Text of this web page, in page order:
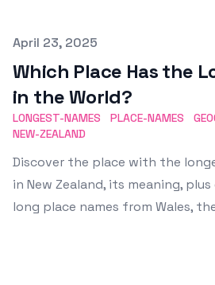
Published on
April 23, 2025
Which Place Has the
in the World?
LONGEST-NAMES PLACE-NAMES
NEW-ZEALAND
Discover the place with the
in New Zealand, its meaning,
long place names from Wales,